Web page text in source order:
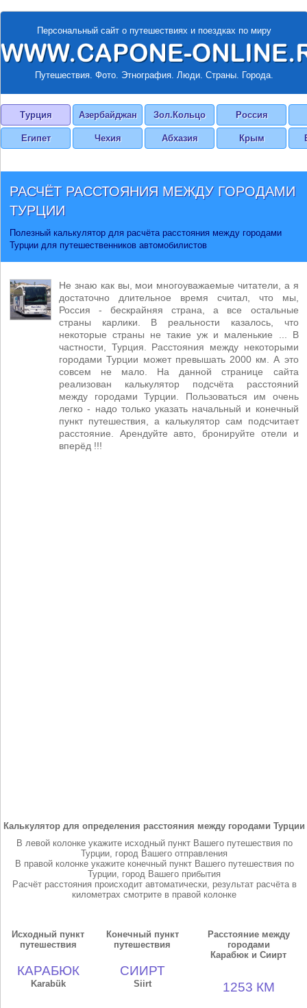
Персональный сайт о путешествиях и поездках по миру
Путешествия. Фото. Этнография. Люди. Страны. Города.
Турция Азербайджан Зол.Кольцо Россия
Египет Чехия Абхазия Крым
РАСЧЁТ РАССТОЯНИЯ МЕЖДУ ГОРОДАМИ
ТУРЦИИ
Полезный калькулятор для расчёта расстояния между городами
Турции для путешественников автомобилистов
Не знаю как вы, мои многоуважаемые читатели, а я
достаточно длительное время считал, что мы,
Россия - бескрайняя страна, а все остальные
страны карлики. В реальности казалось, что
некоторые страны не такие уж и маленькие ... В
частности, Турция. Расстояния между некоторыми
городами Турции может превышать 2000 км. А это
совсем не мало. На данной странице сайта
реализован калькулятор подсчёта расстояний
между городами Турции. Пользоваться им очень
легко - надо только указать начальный и конечный
пункт путешествия, а калькулятор сам подсчитает
расстояние. Арендуйте авто, бронируйте отели и
вперёд !!!
Калькулятор для определения расстояния между городами Турции
В левой колонке укажите исходный пункт Вашего путешествия по
Турции, город Вашего отправления
В правой колонке укажите конечный пункт Вашего путешествия по
Турции, город Вашего прибытия
Расчёт расстояния происходит автоматически, результат расчёта в
километрах смотрите в правой колонке
Исходный пункт
путешествия
КАРАБЮК
Karabük
Конечный пункт
путешествия
СИИРТ
Siirt
Расстояние между
городами
Карабюк и Сиирт
1253 КМ